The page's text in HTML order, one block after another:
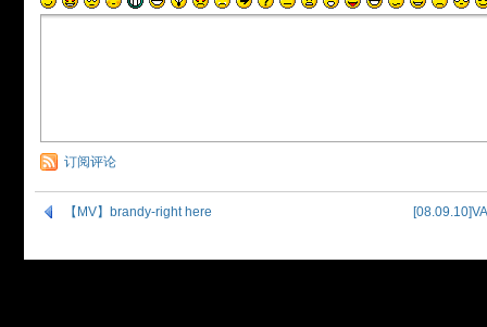
订阅评论
【MV】brandy-right here